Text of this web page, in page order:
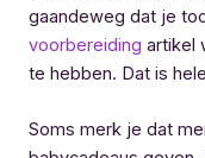
gaandeweg dat je
voorbereiding artikel
te hebben. Dat is
Soms merk je dat